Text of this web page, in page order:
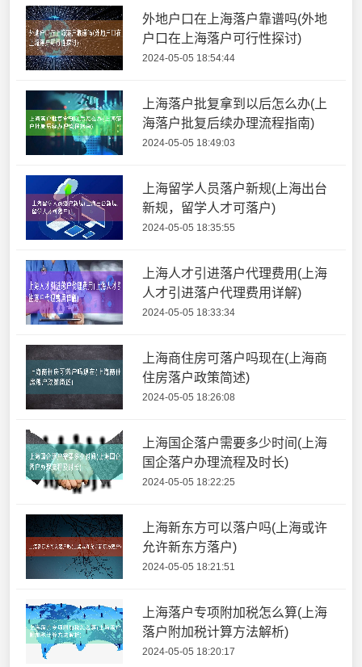
外地户口在上海落户靠谱吗(外地
户口在上海落户可行性探讨)
2024-05-05 18:54:44
上海落户批复拿到以后怎么办(上
海落户批复后续办理流程指南)
2024-05-05 18:49:03
上海留学人员落户新规(上海出台
新规，留学人才可落户)
2024-05-05 18:35:55
上海人才引进落户代理费用(上海
人才引进落户代理费用详解)
2024-05-05 18:33:34
上海商住房可落户吗现在(上海商
住房落户政策简述)
2024-05-05 18:26:08
上海国企落户需要多少时间(上海
国企落户办理流程及时长)
2024-05-05 18:22:25
上海新东方可以落户吗(上海或许
允许新东方落户)
2024-05-05 18:21:51
上海落户专项附加税怎么算(上海
落户附加税计算方法解析)
2024-05-05 18:20:17